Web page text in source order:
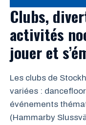
Clubs,
activités
jouer et
Les clubs de
variées :
événements
(Hammarby